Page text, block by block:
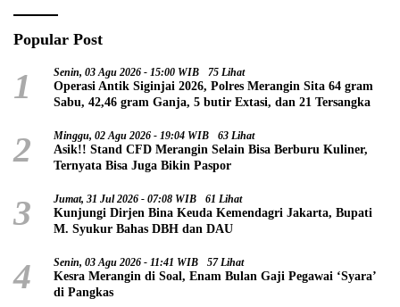
Popular Post
1 Senin, 03 Agu 2026 - 15:00 WIB 75 Lihat
Operasi Antik Siginjai 2026, Polres Merangin Sita 64 gram
Sabu, 42,46 gram Ganja, 5 butir Extasi, dan 21 Tersangka
2 Minggu, 02 Agu 2026 - 19:04 WIB 63 Lihat
Asik!! Stand CFD Merangin Selain Bisa Berburu Kuliner,
Ternyata Bisa Juga Bikin Paspor
3 Jumat, 31 Jul 2026 - 07:08 WIB 61 Lihat
Kunjungi Dirjen Bina Keuda Kemendagri Jakarta, Bupati
M. Syukur Bahas DBH dan DAU
4 Senin, 03 Agu 2026 - 11:41 WIB 57 Lihat
Kesra Merangin di Soal, Enam Bulan Gaji Pegawai ‘Syara’
di Pangkas